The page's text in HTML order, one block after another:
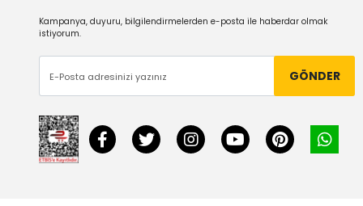
Kampanya, duyuru, bilgilendirmelerden e-posta ile haberdar olmak
istiyorum.
GÖNDER